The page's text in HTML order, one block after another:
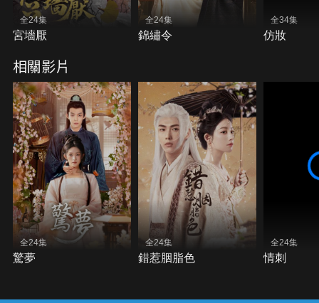
全24集
宮墻厭
全24集
錦繡令
全34集
仿妝
相關影片
全24集
驚夢
全24集
錯惹胭脂色
全24集
情刺